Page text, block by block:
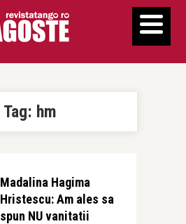
Tag: hm
Madalina Hagima
Hristescu: Am ales sa
spun NU vanitatii